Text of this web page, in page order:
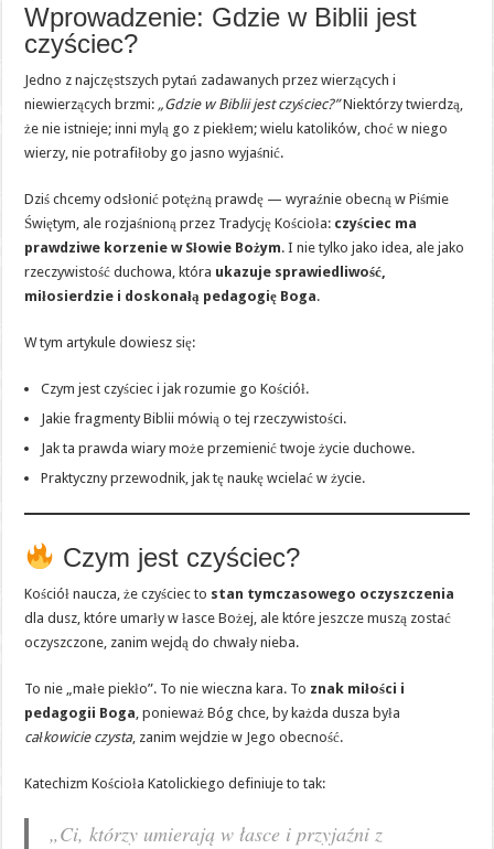
Wprowadzenie: Gdzie w Biblii jest
czyściec?
Jedno z najczęstszych pytań zadawanych przez wierzących i
niewierzących brzmi: „Gdzie w Biblii jest czyściec?”Niektórzy twierdzą,
że nie istnieje; inni mylą go z piekłem; wielu katolików, choć w niego
wierzy, nie potrafiłoby go jasno wyjaśnić.
Dziś chcemy odsłonić potężną prawdę — wyraźnie obecną w Piśmie
Świętym, ale rozjaśnioną przez Tradycję Kościoła: czyściec ma
prawdziwe korzenie w Słowie Bożym. I nie tylko jako idea, ale jako
rzeczywistość duchowa, która ukazuje sprawiedliwość,
miłosierdzie i doskonałą pedagogię Boga.
W tym artykule dowiesz się:
Czym jest czyściec i jak rozumie go Kościół.
Jakie fragmenty Biblii mówią o tej rzeczywistości.
Jak ta prawda wiary może przemienić twoje życie duchowe.
Praktyczny przewodnik, jak tę naukę wcielać w życie.
Czym jest czyściec?
Kościół naucza, że czyściec to stan tymczasowego oczyszczenia
dla dusz, które umarły w łasce Bożej, ale które jeszcze muszą zostać
oczyszczone, zanim wejdą do chwały nieba.
To nie „małe piekło”. To nie wieczna kara. To znak miłości i
pedagogii Boga , ponieważ Bóg chce, by każda dusza była
całkowicie czysta, zanim wejdzie w Jego obecność.
Katechizm Kościoła Katolickiego definiuje to tak:
„Ci, którzy umierają w łasce i przyjaźni z